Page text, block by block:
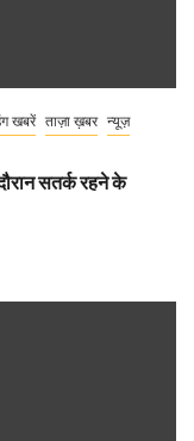
खबरें ताज़ा ख़बर न्यूज़
सतर्क रहने के